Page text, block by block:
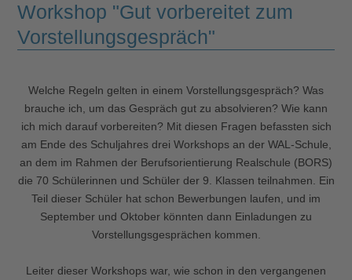
Workshop "Gut vorbereitet zum
Vorstellungsgespräch"
Welche Regeln gelten in einem Vorstellungsgespräch? Was
brauche ich, um das Gespräch gut zu absolvieren? Wie kann
ich mich darauf vorbereiten? Mit diesen Fragen befassten sich
am Ende des Schuljahres drei Workshops an der WAL-Schule,
an dem im Rahmen der Berufsorientierung Realschule (BORS)
die 70 Schülerinnen und Schüler der 9. Klassen teilnahmen. Ein
Teil dieser Schüler hat schon Bewerbungen laufen, und im
September und Oktober könnten dann Einladungen zu
Vorstellungsgesprächen kommen.
Leiter dieser Workshops war, wie schon in den vergangenen